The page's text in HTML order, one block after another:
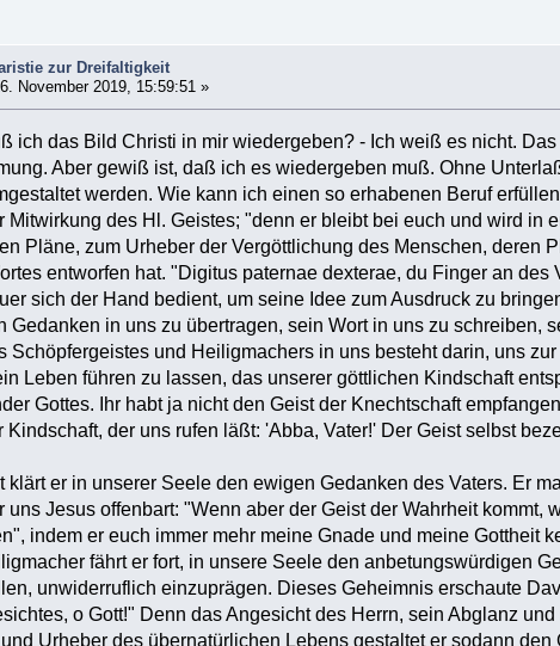
zur Dreifaltigkeit
November 2019, 15:59:51 »
ich das Bild Christi in mir wiedergeben? - Ich weiß es nicht.
Aber gewiß ist, daß ich es wiedergeben muß. Ohne
werden. Wie kann ich einen so erhabenen Beruf
Mitwirkung des Hl. Geistes; "denn er bleibt bei euch und wird in
Pläne, zum Urheber der Vergöttlichung des Menschen, deren
entworfen hat. "Digitus paternae dexterae, du Finger an des
sich der Hand bedient, um seine Idee zum Ausdruck zu
Gedanken in uns zu übertragen, sein Wort in uns zu schreiben,
Schöpfergeistes und Heiligmachers in uns besteht darin, uns
Leben führen zu lassen, das unserer göttlichen Kindschaft
Gottes. Ihr habt ja nicht den Geist der Knechtschaft
Kindschaft, der uns rufen läßt: 'Abba, Vater!' Der Geist selbst
klärt er in unserer Seele den ewigen Gedanken des Vaters. Er
uns Jesus offenbart: "Wenn aber der Geist der Wahrheit kommt,
indem er euch immer mehr meine Gnade und meine Gottheit
fährt er fort, in unsere Seele den anbetungswürdigen
unwiderruflich einzuprägen. Dieses Geheimnis erschaute
o Gott!" Denn das Angesicht des Herrn, sein Abglanz
Urheber des übernatürlichen Lebens gestaltet er sodann